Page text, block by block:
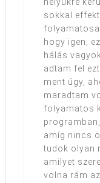
sokkal
hogy igen,
hálás
adtam fel
ment úgy,
maradtam
folyamatos
amíg nincs
tudok olyan
amilyet
volna rám